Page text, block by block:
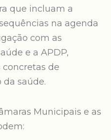
que incluam a
na agenda
com as
e a APDP,
de
saúde.
Municipais e as